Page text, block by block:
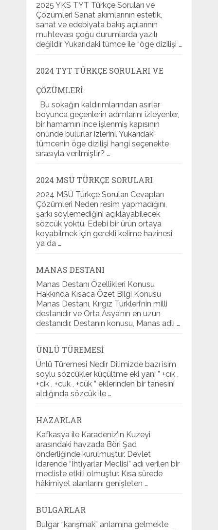
2025 YKS TYT Türkçe Soruları ve
Çözümleri Sanat akımlarının estetik,
sanat ve edebiyata bakış açılarının
muhtevası çoğu durumlarda yazılı
değildir. Yukarıdaki tümce ile “öge dizilişi …
2024 TYT TÜRKÇE SORULARI VE
ÇÖZÜMLERI
Bu sokağın kaldırımlarından asırlar
boyunca geçenlerin adımlarını izleyenler,
bir hamamın ince işlenmiş kapısının
önünde bulurlar izlerini. Yukarıdaki
tümcenin öge dizilişi hangi seçenekte
sırasıyla verilmiştir? …
2024 MSÜ TÜRKÇE SORULARI
2024 MSÜ Türkçe Soruları Cevapları
Çözümleri Neden resim yapmadığını,
şarkı söylemediğini açıklayabilecek
sözcük yoktu. Edebi bir ürün ortaya
koyabilmek için gerekli kelime hazinesi
ya da …
MANAS DESTANI
Manas Destanı Özellikleri Konusu
Hakkında Kısaca Özet Bilgi Konusu
Manas Destanı, Kırgız Türkleri’nin milli
destanıdır ve Orta Asya’nın en uzun
destanıdır. Destanın konusu, Manas adlı …
ÜNLÜ TÜREMESI
Ünlü Türemesi Nedir Dilimizde bazı isim
soylu sözcükler küçültme eki yani ” +cık ,
+cik , +cuk , +cük ” eklerinden bir tanesini
aldığında sözcük ile …
HAZARLAR
Kafkasya ile Karadeniz’in Kuzeyi
arasındaki havzada Böri Şad
önderliğinde kurulmuştur. Devlet
idarende “İhtiyarlar Meclisi” adı verilen bir
mecliste etkili olmuştur. Kısa sürede
hâkimiyet alanlarını genişleten …
BULGARLAR
Bulgar “karışmak” anlamına gelmekte